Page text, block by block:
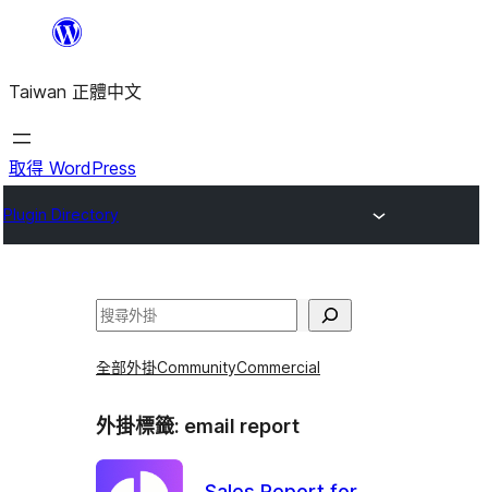
主
要
內
Taiwan 正體中文
取得 WordPress
Plugin Directory
搜
全部外掛CommunityCommercial
外掛標籤: email report